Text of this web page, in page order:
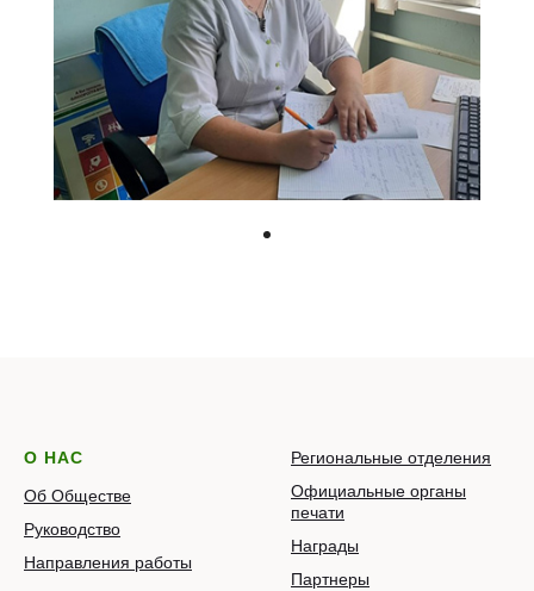
О НАС
Об Обществе
Руководство
Направления работы
Региональные отделения
Официальные органы
печати
Награды
Партнеры